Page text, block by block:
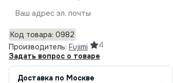
Код товара: 0982
Производитель: Fujimi
4
Задать вопрос о товаре
Доставка по Москве